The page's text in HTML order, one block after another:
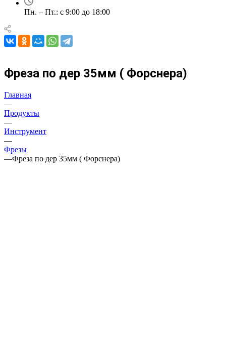
Пн. – Пт.: с 9:00 до 18:00
Фреза по дер 35мм ( Форснера)
Главная
—
Продукты
—
Инструмент
—
Фрезы
—Фреза по дер 35мм ( Форснера)